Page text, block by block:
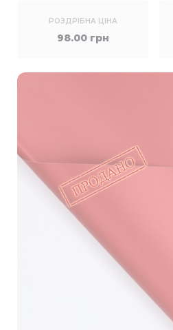
РОЗДРІБНА ЦІНА
98.00 грн